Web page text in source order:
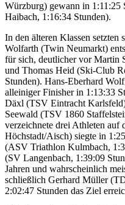
Würzburg) gewann in
Haibach, 1:16:34 Stunden).
In den älteren Klassen
Wolfarth (Twin Neumarkt)
für sich, deutlicher vor Martin
und Thomas Heid (Ski-Club
Stunden). Hans-Eberhard
alleiniger Finisher in 1:13:33
Däxl (TSV Eintracht
Seewald (TSV 1860
verzeichnete drei Athleten auf
Höchstadt/Aisch) siegte in
(ASV Triathlon Kulmbach,
(SV Langenbach, 1:39:09
Jahren und wahrscheinlich
schließlich Gerhard Müller
2:02:47 Stunden das Ziel